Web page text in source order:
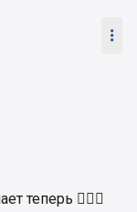

теперь 🤷🏻‍♀️